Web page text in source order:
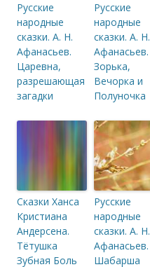
Русские
народные
сказки. А. Н.
Афанасьев.
Царевна,
разрешающая
загадки
Русские
народные
сказки. А. Н.
Афанасьев.
Зорька,
Вечорка и
Полуночка
Сказки Ханса
Кристиана
Андерсена.
Тётушка
Зубная Боль
Русские
народные
сказки. А. Н.
Афанасьев.
Шабарша